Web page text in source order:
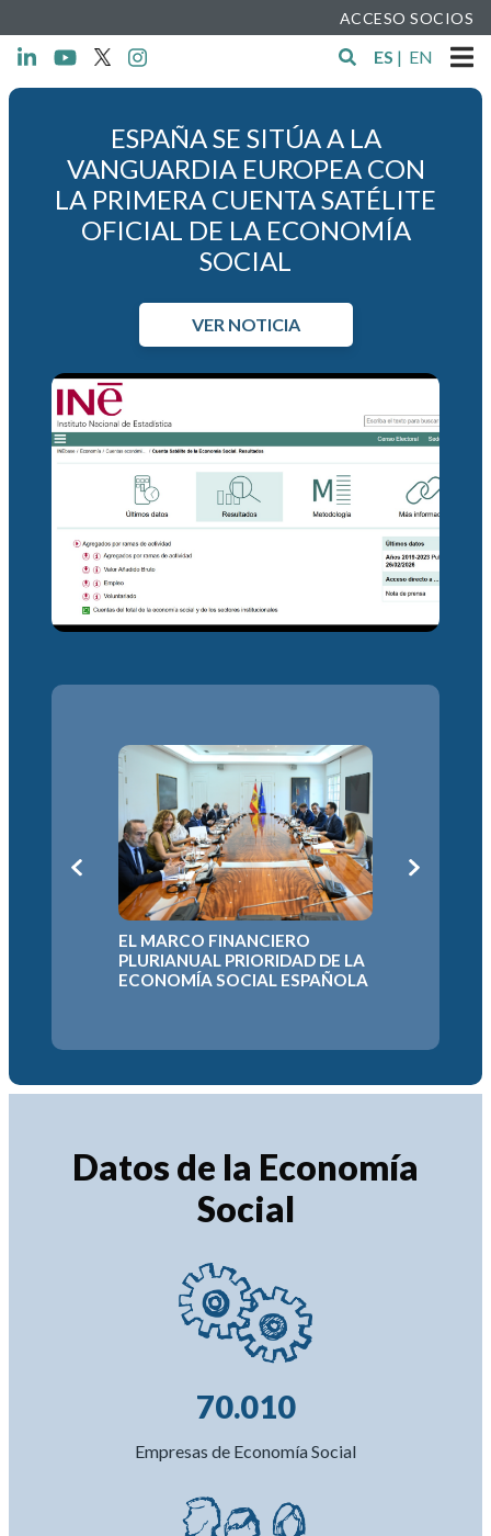
ACCESO SOCIOS
ES | EN
ESPAÑA SE SITÚA A LA
VANGUARDIA EUROPEA CON
LA PRIMERA CUENTA SATÉLITE
OFICIAL DE LA ECONOMÍA
SOCIAL
VER NOTICIA
2030
EL MARCO FINANCIERO
PLURIANUAL PRIORIDAD DE LA
ECONOMÍA SOCIAL ESPAÑOLA
Datos de la Economía
Social
70.010
Empresas de Economía Social